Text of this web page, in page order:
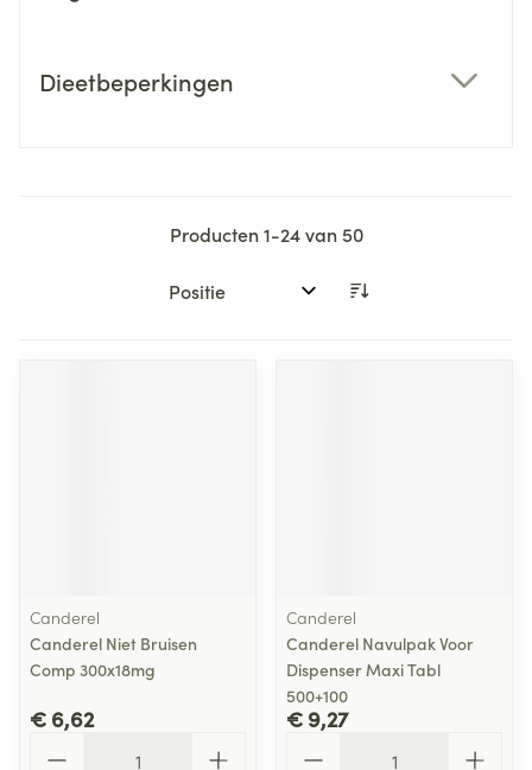
Dieetbeperkingen
Producten1-24van50
Sorteer op:
Canderel
Canderel Niet Bruisen
Comp 300x18mg
€ 6,62
Canderel
Canderel Navulpak Voor
Dispenser Maxi Tabl
500+100
€ 9,27